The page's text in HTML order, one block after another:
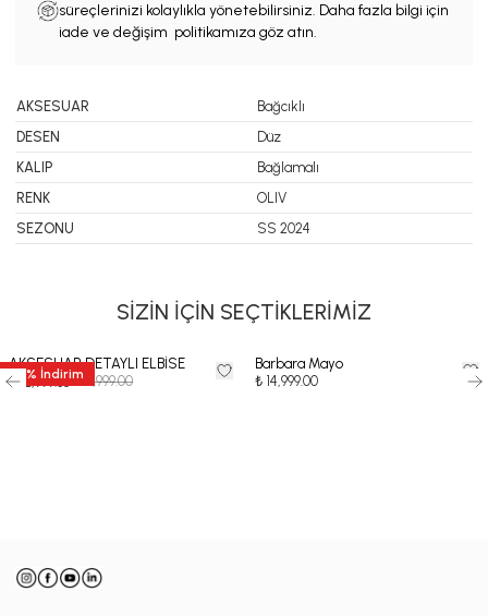
süreçlerinizi kolaylıkla yönetebilirsiniz. Daha fazla bilgi için
iade ve değişim politikamıza göz atın.
AKSESUAR
Bağcıklı
DESEN
Düz
KALIP
Bağlamalı
RENK
OLIV
SEZONU
SS 2024
SİZİN İÇİN SEÇTİKLERİMİZ
35 % İndirim
AKSESUAR DETAYLI ELBİSE
₺ 12,999.35₺ 19,999.00
Barbara Mayo
₺ 14,999.00